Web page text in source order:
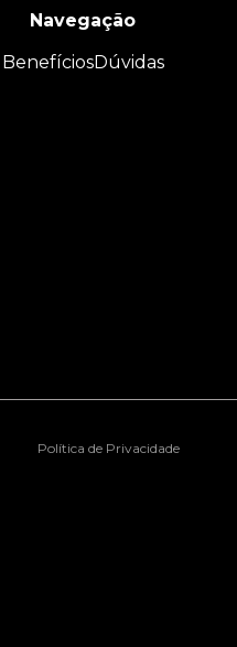
Navegação
BenefíciosDúvidas
Política de Privacidade